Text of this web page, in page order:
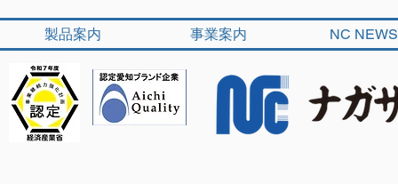
製品案内 事業案内 NC NEWS